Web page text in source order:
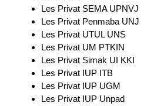
Les Privat SEMA UPNVJ
Les Privat Penmaba UNJ
Les Privat UTUL UNS
Les Privat UM PTKIN
Les Privat Simak UI KKI
Les Privat IUP ITB
Les Privat IUP UGM
Les Privat IUP Unpad